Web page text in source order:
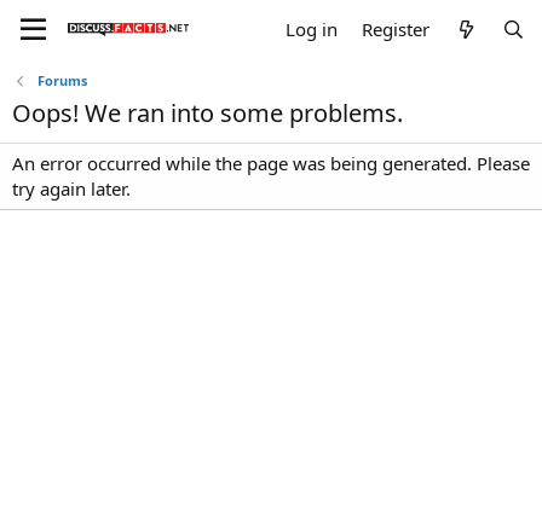
Log in Register
Forums
Oops! We ran into some problems.
An error occurred while the page was being generated. Please
try again later.